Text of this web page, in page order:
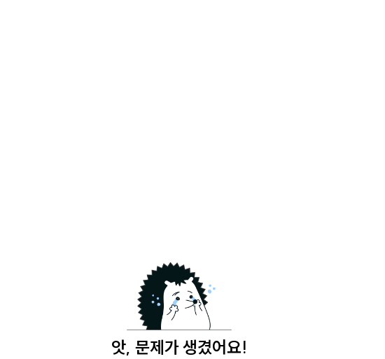
앗, 문제가 생겼어요!